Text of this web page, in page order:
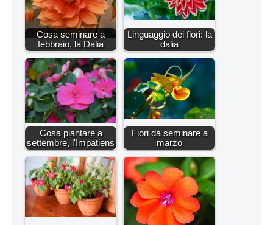
Cosa seminare a
febbraio, la Dalia
Linguaggio dei fiori: la
dalia
Cosa piantare a
settembre, l'Impatiens
Fiori da seminare a
marzo